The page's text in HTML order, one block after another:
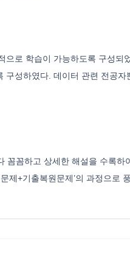
로 학습이 가능하도록 구성되
구성하였다. 데이터 관련 전공
꼼하고 상세한 해설을 수록하
제+기출복원문제’의 과정으로